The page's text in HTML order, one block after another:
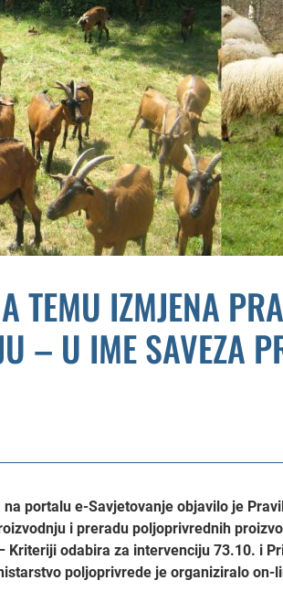
TEMU IZMJENA
– U IME SAVEZA
portalu e-Savjetovanje objavilo je
i preradu poljoprivrednih
Kriteriji odabira za intervenciju 73.10. i
poljoprivrede je organiziralo